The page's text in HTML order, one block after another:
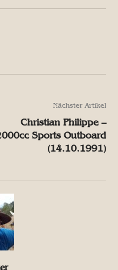
Nächster Artikel
Christian Philippe –
Sports Outboard
(14.10.1991)